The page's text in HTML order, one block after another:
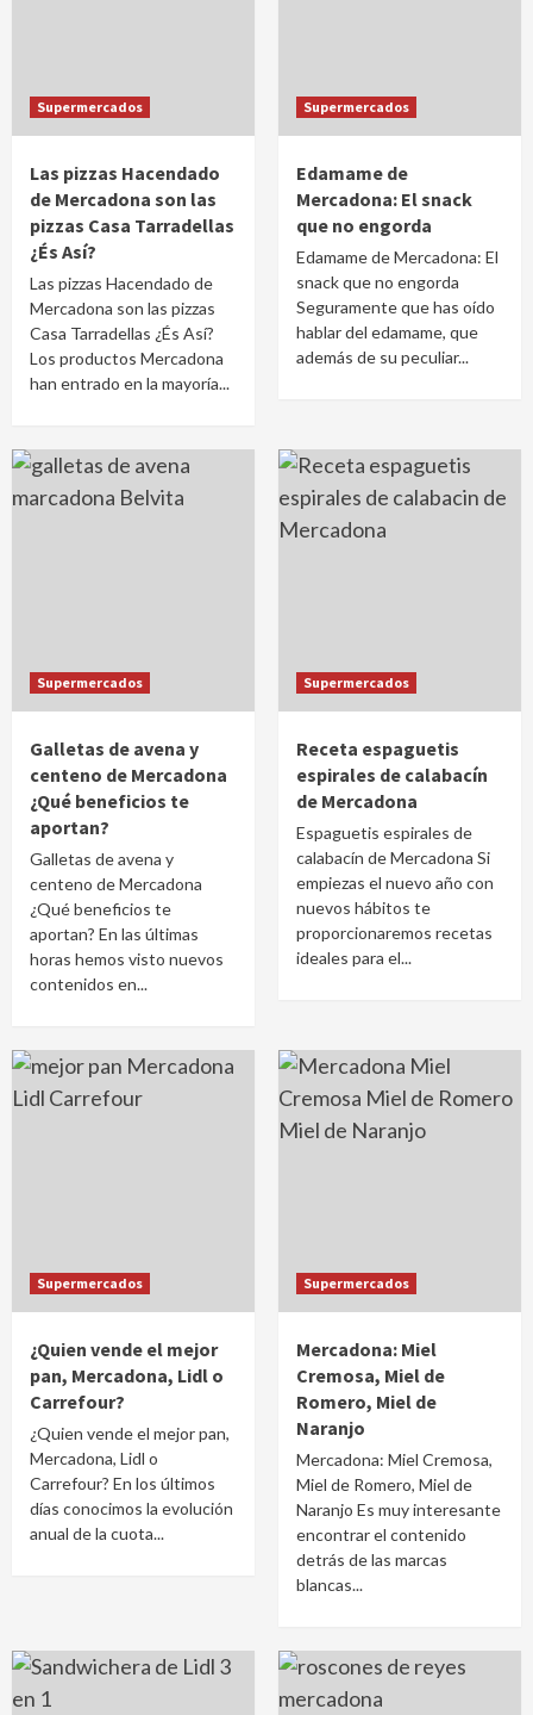
Supermercados
Las pizzas Hacendado
de Mercadona son las
pizzas Casa Tarradellas
¿És Así?
Las pizzas Hacendado de
Mercadona son las pizzas
Casa Tarradellas ¿És Así?
Los productos Mercadona
han entrado en la mayoría...
Supermercados
Edamame de
Mercadona: El snack
que no engorda
Edamame de Mercadona: El
snack que no engorda
Seguramente que has oído
hablar del edamame, que
además de su peculiar...
Supermercados
Galletas de avena y
centeno de Mercadona
¿Qué beneficios te
aportan?
Galletas de avena y
centeno de Mercadona
¿Qué beneficios te
aportan? En las últimas
horas hemos visto nuevos
contenidos en...
Supermercados
Receta espaguetis
espirales de calabacín
de Mercadona
Espaguetis espirales de
calabacín de Mercadona Si
empiezas el nuevo año con
nuevos hábitos te
proporcionaremos recetas
ideales para el...
Supermercados
¿Quien vende el mejor
pan, Mercadona, Lidl o
Carrefour?
¿Quien vende el mejor pan,
Mercadona, Lidl o
Carrefour? En los últimos
días conocimos la evolución
anual de la cuota...
Supermercados
Mercadona: Miel
Cremosa, Miel de
Romero, Miel de
Naranjo
Mercadona: Miel Cremosa,
Miel de Romero, Miel de
Naranjo Es muy interesante
encontrar el contenido
detrás de las marcas
blancas...